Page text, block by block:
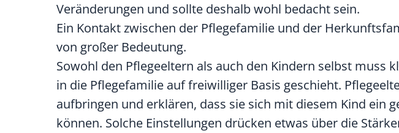
Veränderungen und sollte deshalb wohl bedacht sein.
Ein Kontakt zwischen der Pflegefamilie und der
von großer Bedeutung.
Sowohl den Pflegeeltern als auch den Kindern selbst muss
in die Pflegefamilie auf freiwilliger Basis geschieht.
aufbringen und erklären, dass sie sich mit diesem Kind ein
können. Solche Einstellungen drücken etwas über die